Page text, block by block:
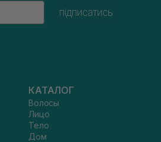
підписатись
КАТАЛОГ
Волосы
Лицо
Тело
Дом